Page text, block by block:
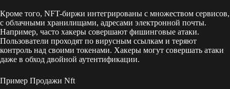
Кроме того, NFT-биржи интегрированы с множеством сервисов,
с облачными хранилищами, адресами электронной почты.
Например, часто хакеры совершают фишинговые атаки.
Пользователи проходят по вирусным ссылкам и теряют
контроль над своими токенами. Хакеры могут совершать атаки
даже в обход двойной аутентификации.
Пример Продажи Nft